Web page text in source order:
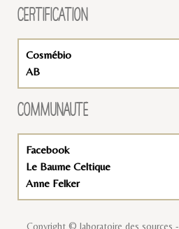
CERTIFICATION
Cosmébio
AB
COMMUNAUTÉ
Facebook
Le Baume Celtique
Anne Felker
Copyright © laboratoire des sources -